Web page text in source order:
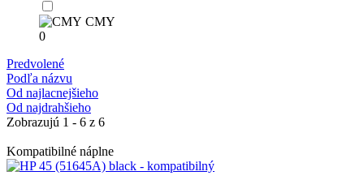
CMY
0
Predvolené
Podľa názvu
Od najlacnejšieho
Od najdrahšieho
Zobrazujú 1 - 6 z 6
Kompatibilné náplne